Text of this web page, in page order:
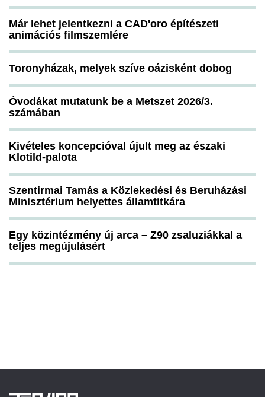
Már lehet jelentkezni a CAD'oro építészeti
animációs filmszemlére
Toronyházak, melyek szíve oázisként dobog
Óvodákat mutatunk be a Metszet 2026/3.
számában
Kivételes koncepcióval újult meg az északi
Klotild-palota
Szentirmai Tamás a Közlekedési és Beruházási
Minisztérium helyettes államtitkára
Egy közintézmény új arca – Z90 zsaluziákkal a
teljes megújulásért